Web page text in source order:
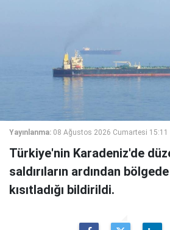
Yayınlanma: 08 Ağustos 2026 Cumartesi 15:11
Türkiye'nin Karadeniz'de
saldırıların ardından
kısıtladığı bildirildi.